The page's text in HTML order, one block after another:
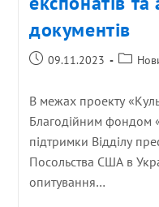
документів
09.11.2023
В межах проекту
Благодійним фондом
підтримки Відділу
Посольства США в
опитування…